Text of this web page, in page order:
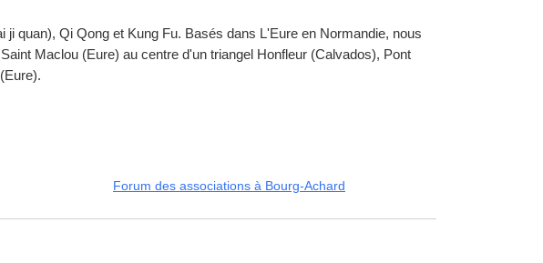
quan), Qi Qong et Kung Fu. Basés dans L'Eure en Normandie, nous
Maclou (Eure) au centre d'un triangel Honfleur (Calvados), Pont
Forum des associations à Bourg-Achard